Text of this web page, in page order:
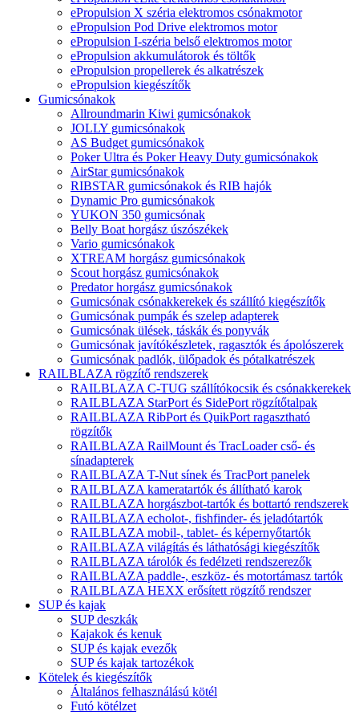
ePropulsion X széria elektromos csónakmotor
ePropulsion Pod Drive elektromos motor
ePropulsion I-széria belső elektromos motor
ePropulsion akkumulátorok és töltők
ePropulsion propellerek és alkatrészek
ePropulsion kiegészítők
Gumicsónakok
Allroundmarin Kiwi gumicsónakok
JOLLY gumicsónakok
AS Budget gumicsónakok
Poker Ultra és Poker Heavy Duty gumicsónakok
AirStar gumicsónakok
RIBSTAR gumicsónakok és RIB hajók
Dynamic Pro gumicsónakok
YUKON 350 gumicsónak
Belly Boat horgász úszószékek
Vario gumicsónakok
XTREAM horgász gumicsónakok
Scout horgász gumicsónakok
Predator horgász gumicsónakok
Gumicsónak csónakkerekek és szállító kiegészítők
Gumicsónak pumpák és szelep adapterek
Gumicsónak ülések, táskák és ponyvák
Gumicsónak javítókészletek, ragasztók és ápolószerek
Gumicsónak padlók, ülőpadok és pótalkatrészek
RAILBLAZA rögzítő rendszerek
RAILBLAZA C-TUG szállítókocsik és csónakkerekek
RAILBLAZA StarPort és SidePort rögzítőtalpak
RAILBLAZA RibPort és QuikPort ragasztható
rögzítők
RAILBLAZA RailMount és TracLoader cső- és
sínadapterek
RAILBLAZA T-Nut sínek és TracPort panelek
RAILBLAZA kameratartók és állítható karok
RAILBLAZA horgászbot-tartók és bottartó rendszerek
RAILBLAZA echolot-, fishfinder- és jeladótartók
RAILBLAZA mobil-, tablet- és képernyőtartók
RAILBLAZA világítás és láthatósági kiegészítők
RAILBLAZA tárolók és fedélzeti rendszerezők
RAILBLAZA paddle-, eszköz- és motortámasz tartók
RAILBLAZA HEXX erősített rögzítő rendszer
SUP és kajak
SUP deszkák
Kajakok és kenuk
SUP és kajak evezők
SUP és kajak tartozékok
Kötelek és kiegészítők
Általános felhasználású kötél
Futó kötélzet